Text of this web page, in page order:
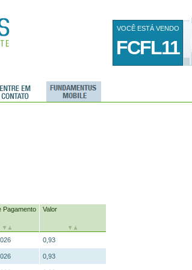
VOCÊ ESTÁ VENDO
FCFL11
Pagamento Valor
0,93
0,93